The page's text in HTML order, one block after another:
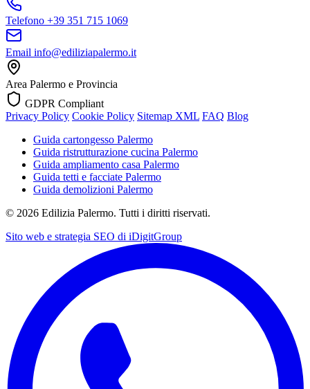
Telefono +39 351 715 1069
Email info@ediliziapalermo.it
Area Palermo e Provincia
GDPR Compliant
Privacy Policy Cookie Policy Sitemap XML FAQ Blog
Guida cartongesso Palermo
Guida ristrutturazione cucina Palermo
Guida ampliamento casa Palermo
Guida tetti e facciate Palermo
Guida demolizioni Palermo
© 2026 Edilizia Palermo. Tutti i diritti riservati.
Sito web e strategia SEO di iDigitGroup